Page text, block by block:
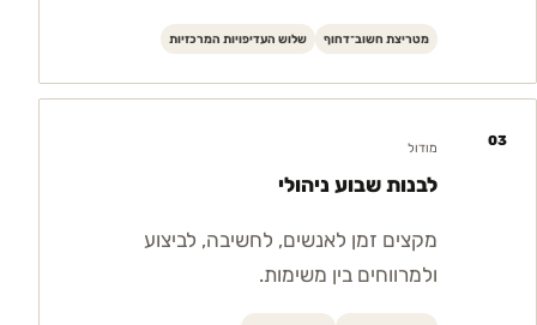
מטריצת חשוב־דחוף שלוש העדיפויות המרכזיות
03 מודול
לבנות שבוע ניהולי
מקצים זמן לאנשים, לחשיבה, לביצוע
ולמרווחים בין משימות.